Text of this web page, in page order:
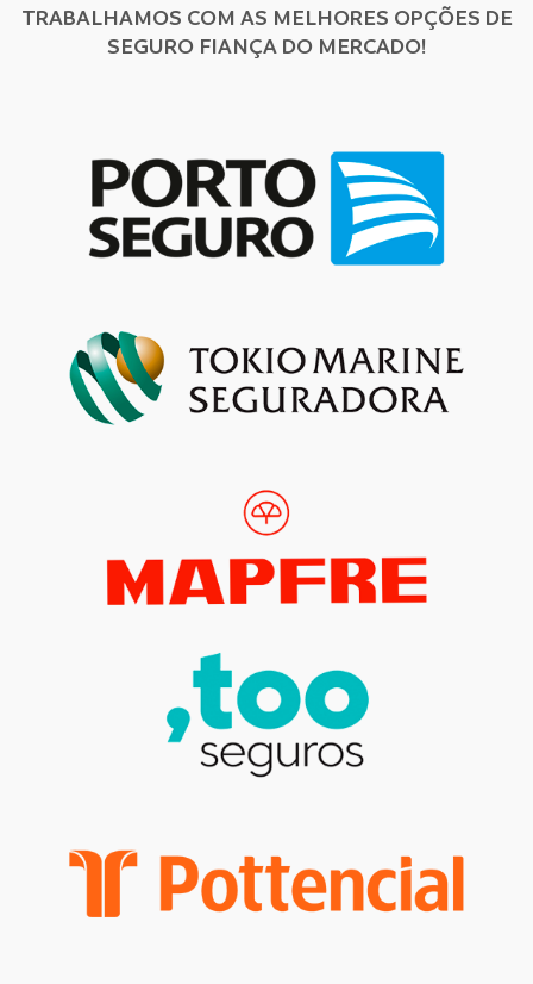
TRABALHAMOS COM AS MELHORES OPÇÕES DE
SEGURO FIANÇA DO MERCADO!